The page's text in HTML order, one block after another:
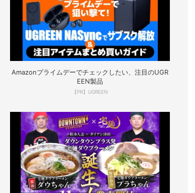
Amazonプライムデーでチェックしたい、注目のUGR
EEN製品
【PR】UGREEN